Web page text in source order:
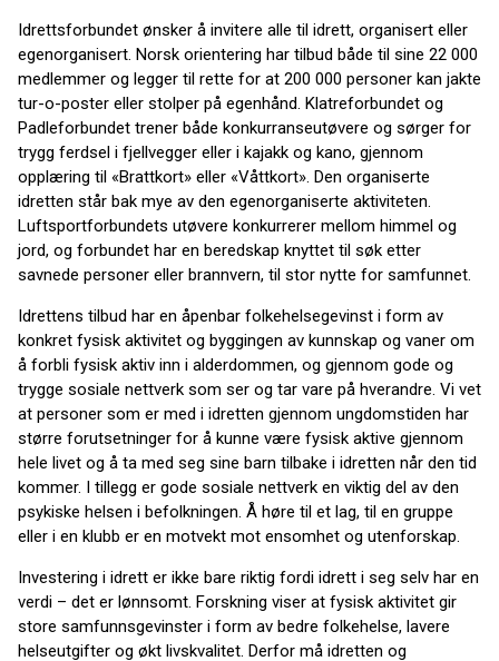
Idrettsforbundet ønsker å invitere alle til idrett, organisert eller
egenorganisert. Norsk orientering har tilbud både til sine 22 000
medlemmer og legger til rette for at 200 000 personer kan jakte
tur-o-poster eller stolper på egenhånd. Klatreforbundet og
Padleforbundet trener både konkurranseutøvere og sørger for
trygg ferdsel i fjellvegger eller i kajakk og kano, gjennom
opplæring til «Brattkort» eller «Våttkort». Den organiserte
idretten står bak mye av den egenorganiserte aktiviteten.
Luftsportforbundets utøvere konkurrerer mellom himmel og
jord, og forbundet har en beredskap knyttet til søk etter
savnede personer eller brannvern, til stor nytte for samfunnet.
Idrettens tilbud har en åpenbar folkehelsegevinst i form av
konkret fysisk aktivitet og byggingen av kunnskap og vaner om
å forbli fysisk aktiv inn i alderdommen, og gjennom gode og
trygge sosiale nettverk som ser og tar vare på hverandre. Vi vet
at personer som er med i idretten gjennom ungdomstiden har
større forutsetninger for å kunne være fysisk aktive gjennom
hele livet og å ta med seg sine barn tilbake i idretten når den tid
kommer. I tillegg er gode sosiale nettverk en viktig del av den
psykiske helsen i befolkningen. Å høre til et lag, til en gruppe
eller i en klubb er en motvekt mot ensomhet og utenforskap.
Investering i idrett er ikke bare riktig fordi idrett i seg selv har en
verdi – det er lønnsomt. Forskning viser at fysisk aktivitet gir
store samfunnsgevinster i form av bedre folkehelse, lavere
helseutgifter og økt livskvalitet. Derfor må idretten og